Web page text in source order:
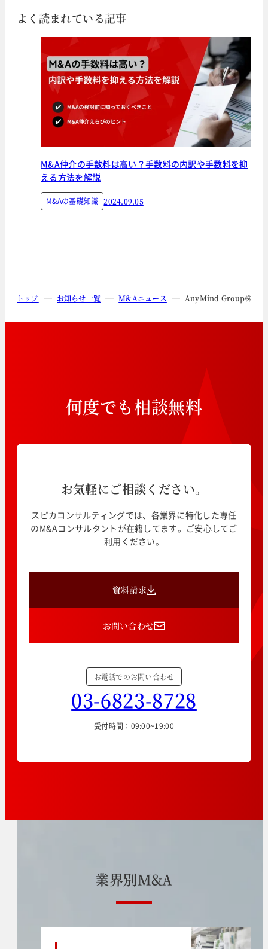
よく読まれている記事
M&A仲介の手数料は高い？手数料の内訳や手数料を抑
える方法を解説
M&Aの基礎知識 2024.09.05
トップ お知らせ一覧 M&Aニュース AnyMind Group株式会
何度でも相談無料
お気軽にご相談ください。
スピカコンサルティングでは、各業界に特化した専任
のM&Aコンサルタントが在籍してます。ご安心してご
利用ください。
資料請求
お問い合わせ
お電話でのお問い合わせ
03-6823-8728
受付時間：09:00~19:00
業界別M&A